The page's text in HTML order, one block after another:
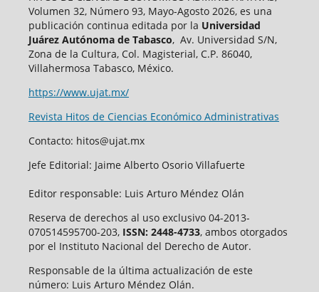
Volumen 32, Número 93, Mayo-Agosto 2026, es una
publicación continua editada por la Universidad
Juárez Autónoma de Tabasco, Av. Universidad S/N,
Zona de la Cultura, Col. Magisterial, C.P. 86040,
Villahermosa Tabasco, México.
https://www.ujat.mx/
Revista Hitos de Ciencias Económico Administrativas
Contacto: hitos@ujat.mx
Jefe Editorial: Jaime Alberto Osorio Villafuerte
Editor responsable: Luis Arturo Méndez Olán
Reserva de derechos al uso exclusivo 04-2013-
070514595700-203, ISSN: 2448-4733, ambos otorgados
por el Instituto Nacional del Derecho de Autor.
Responsable de la última actualización de este
número: Luis Arturo Méndez Olán.